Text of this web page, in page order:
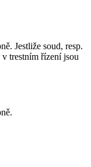
Jestliže soud, resp.
trestním řízení jsou